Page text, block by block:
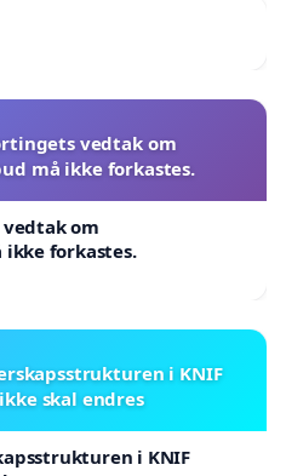
vedtak om
må ikke forkastes.
om
forkastes.
i KNIF
skal endres
i KNIF